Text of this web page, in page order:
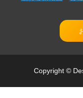
Copyright ©